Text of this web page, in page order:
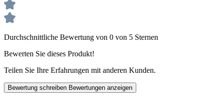
Durchschnittliche Bewertung von 0 von 5 Sternen
Bewerten Sie dieses Produkt!
Teilen Sie Ihre Erfahrungen mit anderen Kunden.
Bewertung schreiben Bewertungen anzeigen